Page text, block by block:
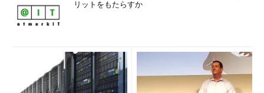
リットをもたらすか